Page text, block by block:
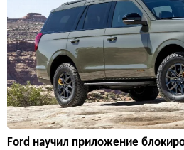
Ford научил приложение